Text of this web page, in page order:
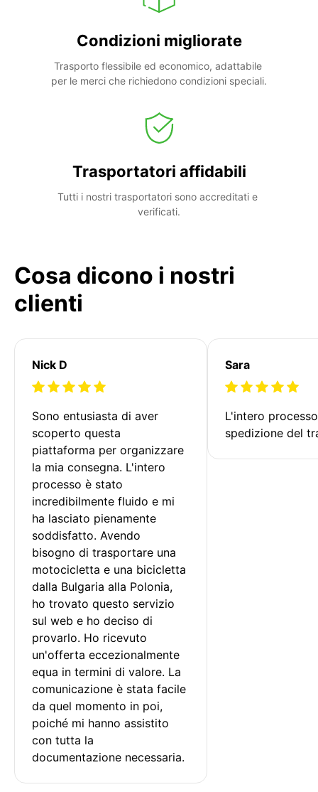
Condizioni migliorate
Trasporto flessibile ed economico, adattabile
per le merci che richiedono condizioni speciali.
Trasportatori affidabili
Tutti i nostri trasportatori sono accreditati e
verificati.
Cosa dicono i nostri
clienti
Nick D
Sono entusiasta di aver
scoperto questa
piattaforma per organizzare
la mia consegna. L'intero
processo è stato
incredibilmente fluido e mi
ha lasciato pienamente
soddisfatto. Avendo
bisogno di trasportare una
motocicletta e una bicicletta
dalla Bulgaria alla Polonia,
ho trovato questo servizio
sul web e ho deciso di
provarlo. Ho ricevuto
un'offerta eccezionalmente
equa in termini di valore. La
comunicazione è stata facile
da quel momento in poi,
poiché mi hanno assistito
con tutta la
documentazione necessaria.
Sara
L'intero
spedizione del